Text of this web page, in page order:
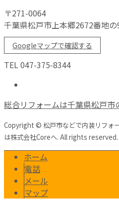
〒271-0064
千葉県松戸市上本郷2672番地の
Googleマップで確認する
TEL 047-375-8344
総合リフォームは千葉県松戸
Copyright © 松戸市などで内装リフォ
は株式会社Coreへ. All rights reserved.
ホーム
電話
メール
マップ